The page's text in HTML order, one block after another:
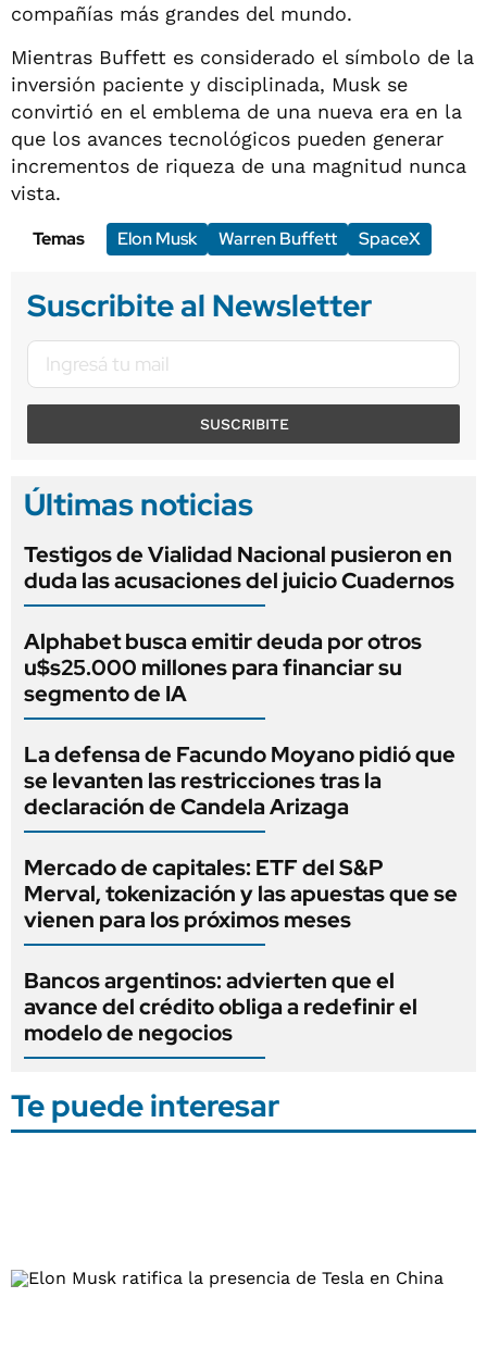
compañías más grandes del mundo.
Mientras Buffett es considerado el símbolo de la
inversión paciente y disciplinada, Musk se
convirtió en el emblema de una nueva era en la
que los avances tecnológicos pueden generar
incrementos de riqueza de una magnitud nunca
vista.
Temas
Elon Musk Warren Buffett SpaceX
Suscribite al Newsletter
SUSCRIBITE
Últimas noticias
Testigos de Vialidad Nacional pusieron en
duda las acusaciones del juicio Cuadernos
Alphabet busca emitir deuda por otros
u$s25.000 millones para financiar su
segmento de IA
La defensa de Facundo Moyano pidió que
se levanten las restricciones tras la
declaración de Candela Arizaga
Mercado de capitales: ETF del S&P
Merval, tokenización y las apuestas que se
vienen para los próximos meses
Bancos argentinos: advierten que el
avance del crédito obliga a redefinir el
modelo de negocios
Te puede interesar